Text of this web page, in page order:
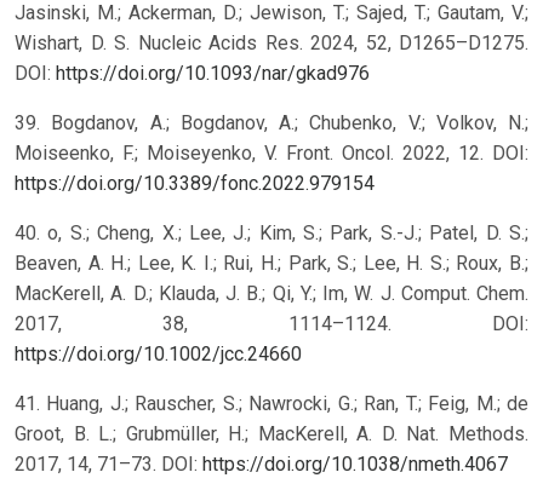
Jasinski, M.; Ackerman, D.; Jewison, T.; Sajed, T.; Gautam, V.;
Wishart, D. S. Nucleic Acids Res. 2024, 52, D1265–D1275.
DOI: https://doi.org/10.1093/nar/gkad976
39. Bogdanov, A.; Bogdanov, A.; Chubenko, V.; Volkov, N.;
Moiseenko, F.; Moiseyenko, V. Front. Oncol. 2022, 12. DOI:
https://doi.org/10.3389/fonc.2022.979154
40. o, S.; Cheng, X.; Lee, J.; Kim, S.; Park, S.-J.; Patel, D. S.;
Beaven, A. H.; Lee, K. I.; Rui, H.; Park, S.; Lee, H. S.; Roux, B.;
MacKerell, A. D.; Klauda, J. B.; Qi, Y.; Im, W. J. Comput. Chem.
2017, 38, 1114–1124. DOI:
https://doi.org/10.1002/jcc.24660
41. Huang, J.; Rauscher, S.; Nawrocki, G.; Ran, T.; Feig, M.; de
Groot, B. L.; Grubmüller, H.; MacKerell, A. D. Nat. Methods.
2017, 14, 71–73. DOI: https://doi.org/10.1038/nmeth.4067